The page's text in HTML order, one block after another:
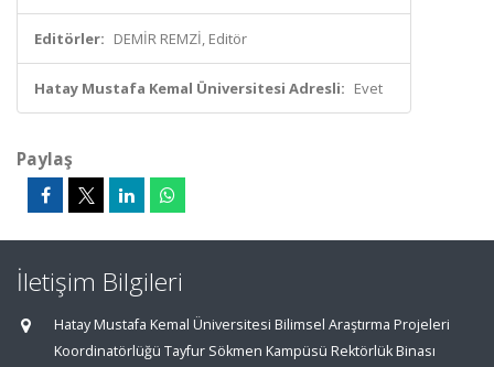
Editörler: DEMİR REMZİ, Editör
Hatay Mustafa Kemal Üniversitesi Adresli: Evet
Paylaş
İletişim Bilgileri
Hatay Mustafa Kemal Üniversitesi Bilimsel Araştırma Projeleri
Koordinatörlüğü Tayfur Sökmen Kampüsü Rektörlük Binası